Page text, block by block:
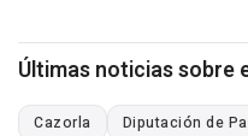
Últimas noticias sobre
Cazorla Diputación de